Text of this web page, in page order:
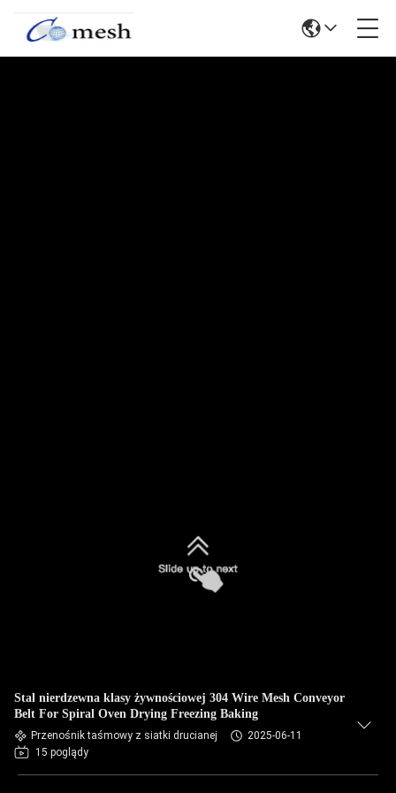
Stal nierdzewna klasy żywnościowej 304 Wire Mesh Conveyor
Belt For Spiral Oven Drying Freezing Baking
Przenośnik taśmowy z siatki drucianej
2025-06-11
15 poglądy